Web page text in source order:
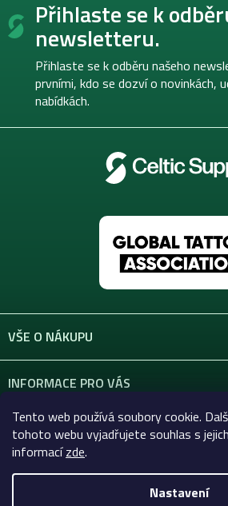
Tento web používá soubory cookie.
tohoto webu vyjadřujete souhlas s
informacízde.
Nastavení
Přihlaste se k
newsletteru.
Přihlaste se k odběru našeho
prvními, kdo se dozví o novinkách,
nabídkách.
VŠE O NÁKUPU
INFORMACE PRO VÁS
KONTAKT